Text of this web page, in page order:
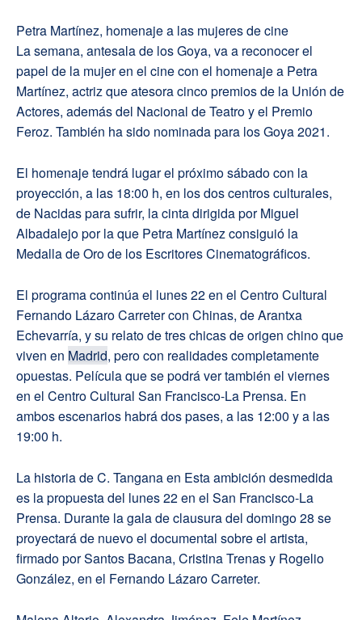
Petra Martínez, homenaje a las mujeres de cine
La semana, antesala de los Goya, va a reconocer el
papel de la mujer en el cine con el homenaje a Petra
Martínez, actriz que atesora cinco premios de la Unión de
Actores, además del Nacional de Teatro y el Premio
Feroz. También ha sido nominada para los Goya 2021.
El homenaje tendrá lugar el próximo sábado con la
proyección, a las 18:00 h, en los dos centros culturales,
de Nacidas para sufrir, la cinta dirigida por Miguel
Albadalejo por la que Petra Martínez consiguió la
Medalla de Oro de los Escritores Cinematográficos.
El programa continúa el lunes 22 en el Centro Cultural
Fernando Lázaro Carreter con Chinas, de Arantxa
Echevarría, y su relato de tres chicas de origen chino que
viven en Madrid, pero con realidades completamente
opuestas. Película que se podrá ver también el viernes
en el Centro Cultural San Francisco-La Prensa. En
ambos escenarios habrá dos pases, a las 12:00 y a las
19:00 h.
La historia de C. Tangana en Esta ambición desmedida
es la propuesta del lunes 22 en el San Francisco-La
Prensa. Durante la gala de clausura del domingo 28 se
proyectará de nuevo el documental sobre el artista,
firmado por Santos Bacana, Cristina Trenas y Rogelio
González, en el Fernando Lázaro Carreter.